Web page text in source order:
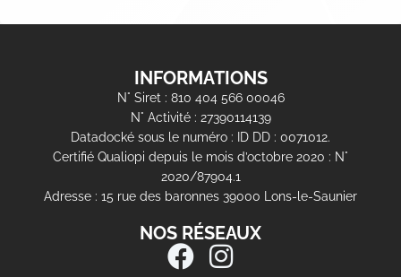
INFORMATIONS
N° Siret : 810 404 566 00046
N° Activité : 27390114139
Datadocké sous le numéro : ID DD : 0071012.
Certifié Qualiopi depuis le mois d’octobre 2020 : N°
2020/87904.1
Adresse : 15 rue des baronnes 39000 Lons-le-Saunier
NOS RÉSEAUX